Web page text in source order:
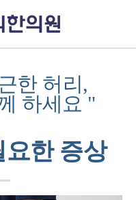
한 허리,
하세요 "
한 증상